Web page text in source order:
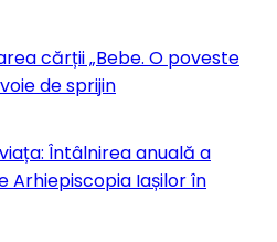
cărții „Bebe. O poveste
de sprijin
Întâlnirea anuală a
Arhiepiscopia Iașilor în